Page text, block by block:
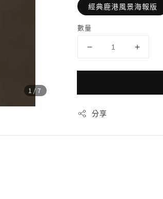
1 /7
經典鹿港風景海報版
數量
分享